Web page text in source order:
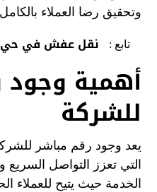
وتحقيق رضا العملاء
تابع : نقل عفش في حي
أهمية
للشركة
يعد وجود رقم مباشر
التي تعزز التواصل السريع
الخدمة حيث يتيح للعملاء